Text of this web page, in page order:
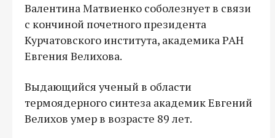
Валентина Матвиенко соболезнует в связи
с кончиной почетного президента
Курчатовского института, академика РАН
Евгения Велихова.
Выдающийся ученый в области
термоядерного синтеза академик Евгений
Велихов умер в возрасте 89 лет.